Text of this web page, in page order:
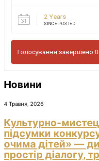
2 Years
SINCE POSTED
Голосування завершено
Новини
4 Травня, 2026
Культурно-
підсумки
очима дітей» —
простір діалогу,